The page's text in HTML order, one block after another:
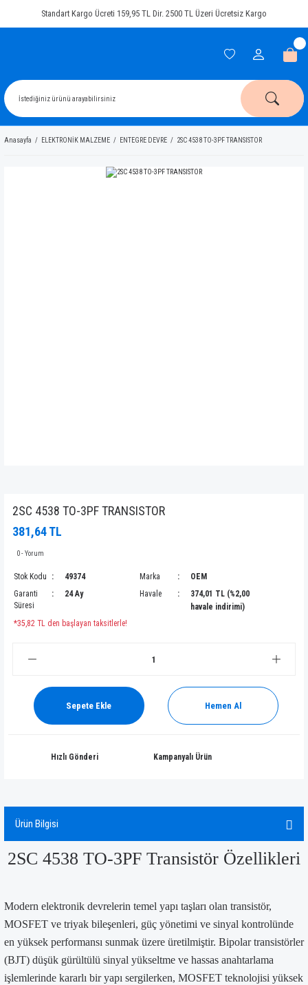
Standart Kargo Ücreti 159,95 TL Dir. 2500 TL Üzeri Ücretsiz Kargo
Anasayfa ELEKTRONİK MALZEME ENTEGRE DEVRE 2SC 4538 TO-3PF TRANSISTOR
2SC 4538 TO-3PF TRANSISTOR
381,64 TL
0 - Yorum
Stok Kodu 49374 Marka
OEM
Garanti
Süresi
24 Ay Havale
374,01 TL (%2,00
havale indirimi)
*35,82 TL den başlayan taksitlerle!
Sepete Ekle Hemen Al
Hızlı Gönderi Kampanyalı Ürün
Ürün Bilgisi
2SC 4538 TO-3PF Transistör Özellikleri
Modern elektronik devrelerin temel yapı taşları olan transistör,
MOSFET ve triyak bileşenleri, güç yönetimi ve sinyal kontrolünde
en yüksek performansı sunmak üzere üretilmiştir. Bipolar transistörler
(BJT) düşük gürültülü sinyal yükseltme ve hassas anahtarlama
işlemlerinde kararlı bir yapı sergilerken, MOSFET teknolojisi yüksek